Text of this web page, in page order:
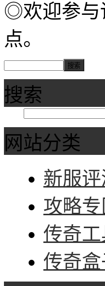
◎欢迎参与
点。
搜索
网站分类
新服评
攻略专
传奇
传奇